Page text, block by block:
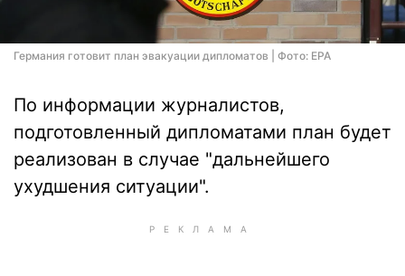
Германия готовит план эвакуации дипломатов | Фото: EPA
По информации журналистов,
подготовленный дипломатами план будет
реализован в случае "дальнейшего
ухудшения ситуации".